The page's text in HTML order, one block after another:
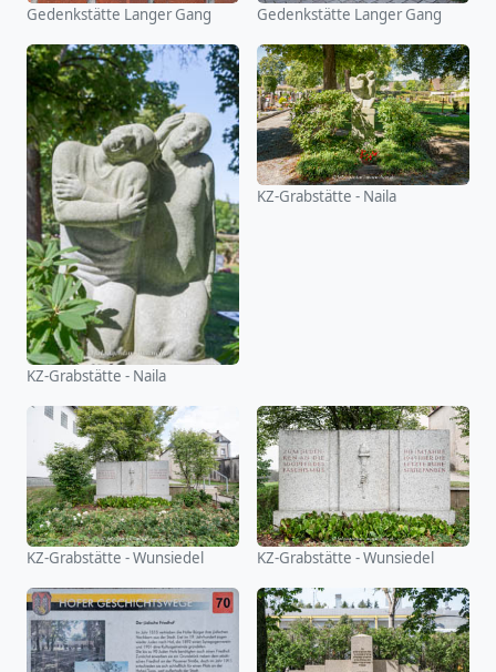
Gedenkstätte Langer Gang Gedenkstätte Langer Gang
KZ-Grabstätte - Naila
KZ-Grabstätte - Naila
KZ-Grabstätte - Wunsiedel KZ-Grabstätte - Wunsiedel